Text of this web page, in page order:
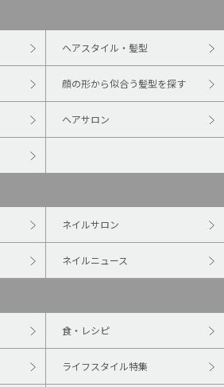
ヘアスタイル・髪型
顔の形から似合う髪型を探す
ヘアサロン
ネイルサロン
ネイルニュース
食・レシピ
ライフスタイル特集